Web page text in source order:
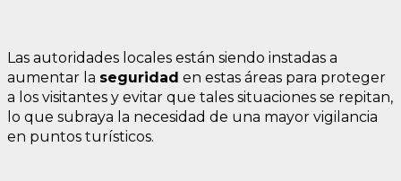
Las autoridades locales están siendo instadas a
aumentar la seguridad en estas áreas para proteger
a los visitantes y evitar que tales situaciones se repitan,
lo que subraya la necesidad de una mayor vigilancia
en puntos turísticos.